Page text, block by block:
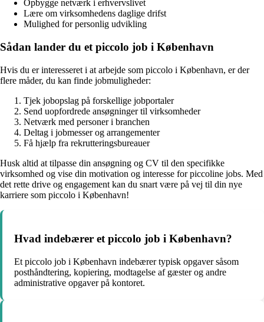
Opbygge netværk i erhvervslivet
Lære om virksomhedens daglige drifst
Mulighed for personlig udvikling
Sådan lander du et piccolo job i København
Hvis du er interesseret i at arbejde som piccolo i København, er der
flere måder, du kan finde jobmuligheder:
Tjek jobopslag på forskellige jobportaler
Send uopfordrede ansøgninger til virksomheder
Netværk med personer i branchen
Deltag i jobmesser og arrangementer
Få hjælp fra rekrutteringsbureauer
Husk altid at tilpasse din ansøgning og CV til den specifikke
virksomhed og vise din motivation og interesse for piccoline jobs. Med
det rette drive og engagement kan du snart være på vej til din nye
karriere som piccolo i København!
Hvad indebærer et piccolo job i København?
Et piccolo job i København indebærer typisk opgaver såsom
posthåndtering, kopiering, modtagelse af gæster og andre
administrative opgaver på kontoret.